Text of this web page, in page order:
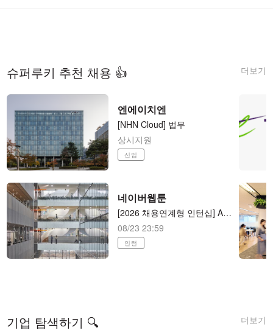
더보기
슈퍼루키 추천 채용 👍
엔에이치엔
[NHN Cloud] 법무
상시지원
신입
네이버웹툰
[2026 채용연계형 인턴십] AI 애니메이션 제작 (AI animator) AI 애니메이션 제작
08/23 23:59
인턴
더보기
기업 탐색하기 🔍